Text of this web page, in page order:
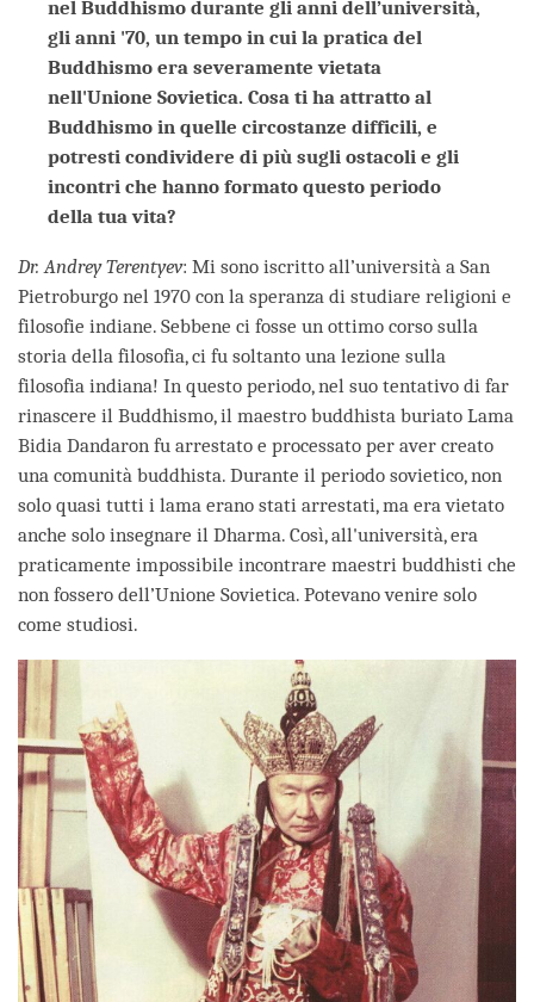
nel Buddhismo durante gli anni dell’università,
gli anni '70, un tempo in cui la pratica del
Buddhismo era severamente vietata
nell'Unione Sovietica. Cosa ti ha attratto al
Buddhismo in quelle circostanze difficili, e
potresti condividere di più sugli ostacoli e gli
incontri che hanno formato questo periodo
della tua vita?
Dr. Andrey Terentyev: Mi sono iscritto all’università a San
Pietroburgo nel 1970 con la speranza di studiare religioni e
filosofie indiane. Sebbene ci fosse un ottimo corso sulla
storia della filosofia, ci fu soltanto una lezione sulla
filosofia indiana! In questo periodo, nel suo tentativo di far
rinascere il Buddhismo, il maestro buddhista buriato Lama
Bidia Dandaron fu arrestato e processato per aver creato
una comunità buddhista. Durante il periodo sovietico, non
solo quasi tutti i lama erano stati arrestati, ma era vietato
anche solo insegnare il Dharma. Così, all'università, era
praticamente impossibile incontrare maestri buddhisti che
non fossero dell’Unione Sovietica. Potevano venire solo
come studiosi.